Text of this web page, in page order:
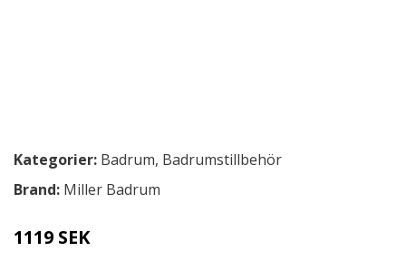
Kategorier: Badrum, Badrumstillbehör
Brand: Miller Badrum
1119 SEK